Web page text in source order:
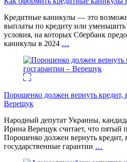
Кредитные каникулы — это
выплаты по кредиту или уменьшить
условия, на которых Сбербанк
каникулы в 2024 …
Порошенко должен вернуть кредит,
Верещук
Народный депутат Украины,
Ирина Верещук считает, что пятый
Порошенко должен вернуть
государственные гарантии …